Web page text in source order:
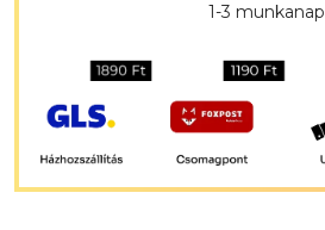
1-3 munkanap